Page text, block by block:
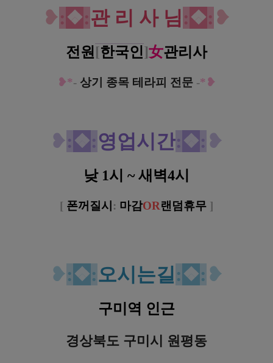
❥:❖:관 리 사 님 :❖: ❥
전원 [한국인]女관리사
❥*- 상기 종목 테라피 전문 -*❥
❥:❖:영업시간:❖: ❥
낮 1시 ~ 새벽4시
[ 폰꺼질시 : 마감OR랜덤휴무 ]
❥:❖:오시는길:❖: ❥
구미역 인근
경상북도 구미시 원평동